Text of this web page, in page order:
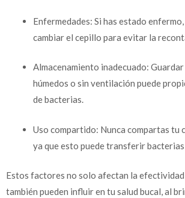
Enfermedades: Si has estado
cambiar el cepillo para evitar la
Almacenamiento inadecuado:
húmedos o sin ventilación puede
de bacterias.
Uso compartido: Nunca compartas tu
ya que esto puede transferir
Estos factores no solo afectan la
también pueden influir en tu salud bucal, al